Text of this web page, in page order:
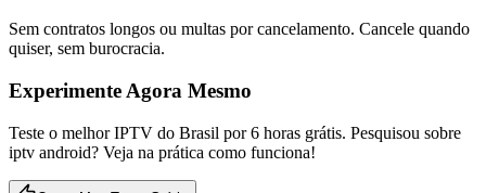
Sem contratos longos ou multas por cancelamento. Cancele quando
quiser, sem burocracia.
Experimente Agora Mesmo
Teste o melhor IPTV do Brasil por 6 horas grátis. Pesquisou sobre
iptv android? Veja na prática como funciona!